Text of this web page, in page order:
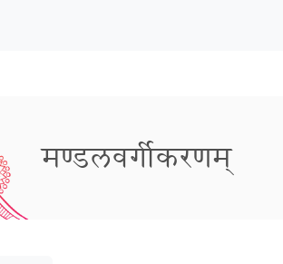
मण्डलवर्गीकरणम्